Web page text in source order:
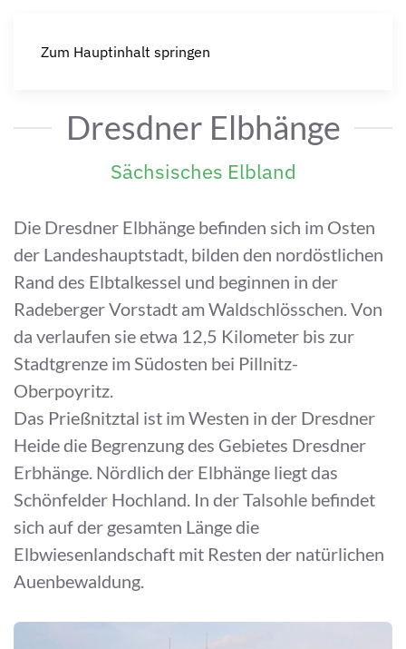
Zum Hauptinhalt springen
Dresdner Elbhänge
Sächsisches Elbland
Die Dresdner Elbhänge befinden sich im Osten
der Landeshauptstadt, bilden den nordöstlichen
Rand des Elbtalkessel und beginnen in der
Radeberger Vorstadt am Waldschlösschen. Von
da verlaufen sie etwa 12,5 Kilometer bis zur
Stadtgrenze im Südosten bei Pillnitz-
Oberpoyritz.
Das Prießnitztal ist im Westen in der Dresdner
Heide die Begrenzung des Gebietes Dresdner
Erbhänge. Nördlich der Elbhänge liegt das
Schönfelder Hochland. In der Talsohle befindet
sich auf der gesamten Länge die
Elbwiesenlandschaft mit Resten der natürlichen
Auenbewaldung.